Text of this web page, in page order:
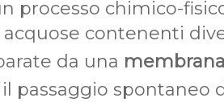
processo chimico-
contenenti
da una
passaggio spontaneo